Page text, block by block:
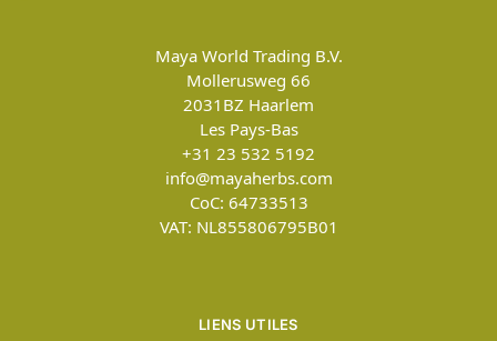
Maya World Trading B.V.
Mollerusweg 66
2031BZ Haarlem
Les Pays-Bas
+31 23 532 5192
info@mayaherbs.com
CoC: 64733513
VAT: NL855806795B01
LIENS UTILES